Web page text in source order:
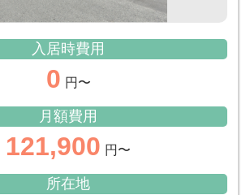
入居時費用
0 円〜
月額費用
121,900 円〜
所在地